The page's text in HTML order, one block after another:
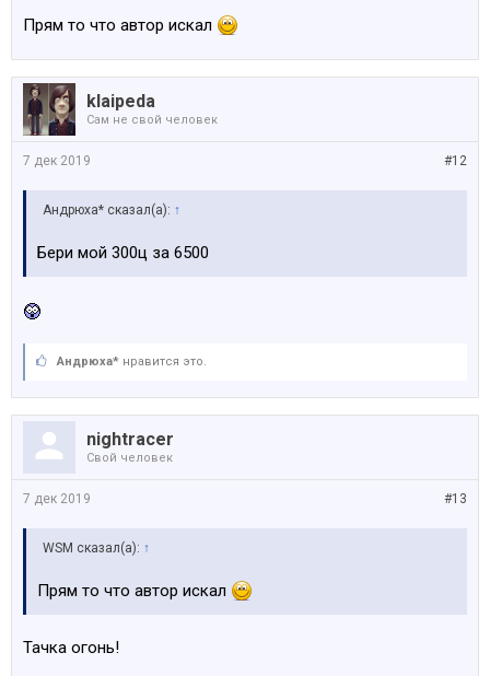
Прям то что автор искал
klaipeda
Сам не свой человек
#12
7 дек 2019
Андрюха* сказал(а): ↑
Бери мой 300ц за 6500
Андрюха* нравится это.
nightracer
Свой человек
#13
7 дек 2019
WSM сказал(а): ↑
Прям то что автор искал
Тачка огонь!